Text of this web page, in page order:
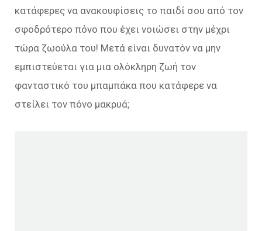
κατάφερες να ανακουφίσεις το παιδί σου από τον
σφοδρότερο πόνο που έχει νοιώσει στην μέχρι
τώρα ζωούλα του! Μετά είναι δυνατόν να μην
εμπιστεύεται για μια ολόκληρη ζωή τον
φανταστικό του μπαμπάκα που κατάφερε να
στείλει τον πόνο μακρυά;